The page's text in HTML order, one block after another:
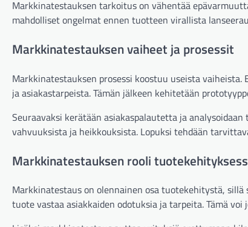
Markkinatestauksen tarkoitus on vähentää
mahdolliset ongelmat ennen tuotteen virallista
Markkinatestauksen vaiheet ja prosessit
Markkinatestauksen prosessi koostuu useista
ja asiakastarpeista. Tämän jälkeen kehitetään
Seuraavaksi kerätään asiakaspalautetta ja
vahvuuksista ja heikkouksista. Lopuksi tehdään
Markkinatestauksen rooli
Markkinatestaus on olennainen osa tuotekehitystä,
tuote vastaa asiakkaiden odotuksia ja tarpeita. Tämä